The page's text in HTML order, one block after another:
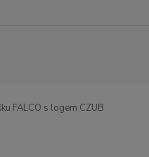
FALCO s logem CZUB